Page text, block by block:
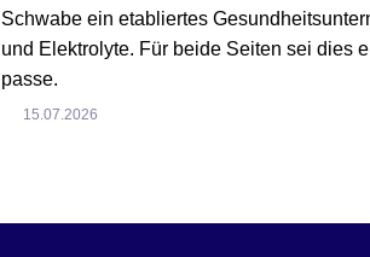
Schwabe ein etabliertes
und Elektrolyte. Für beide Seiten sei dies
passe.
15.07.2026